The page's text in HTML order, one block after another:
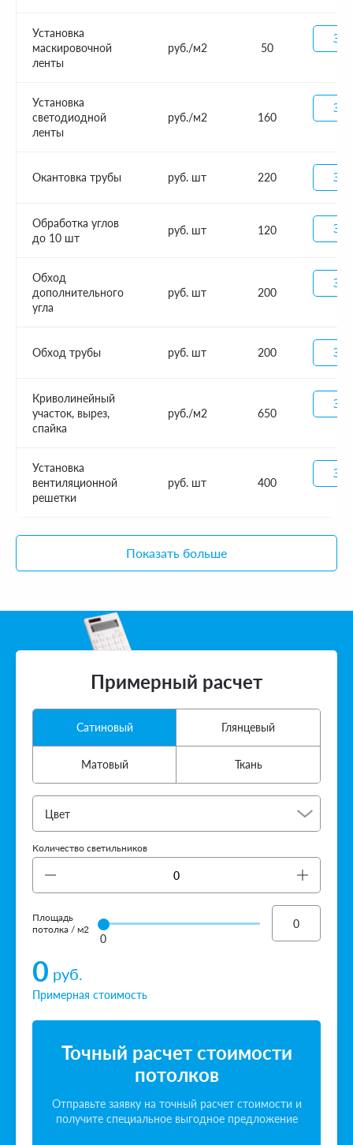
Установка
маскировочной
ленты
руб./м2 50
Установка
светодиодной
ленты
руб./м2 160
Окантовка трубы руб. шт 220
Обработка углов
до 10 шт
руб. шт 120
Обход
дополнительного
угла
руб. шт 200
Обход трубы руб. шт 200
Криволинейный
участок, вырез,
спайка
руб./м2 650
Установка
вентиляционной
решетки
руб. шт 400
Показать больше
Примерный расчет
Сатиновый Глянцевый
Матовый Ткань
Цвет
Количество светильников
Площадь
потолка / м2
0
Примерная стоимость
0 руб.
Точный расчет стоимости
потолков
Отправьте заявку на точный расчет стоимости и
получите специальное выгодное предложение